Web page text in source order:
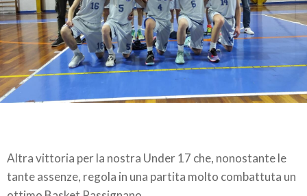
Altra vittoria per la nostra Under 17 che, nonostante le
tante assenze, regola in una partita molto combattuta un